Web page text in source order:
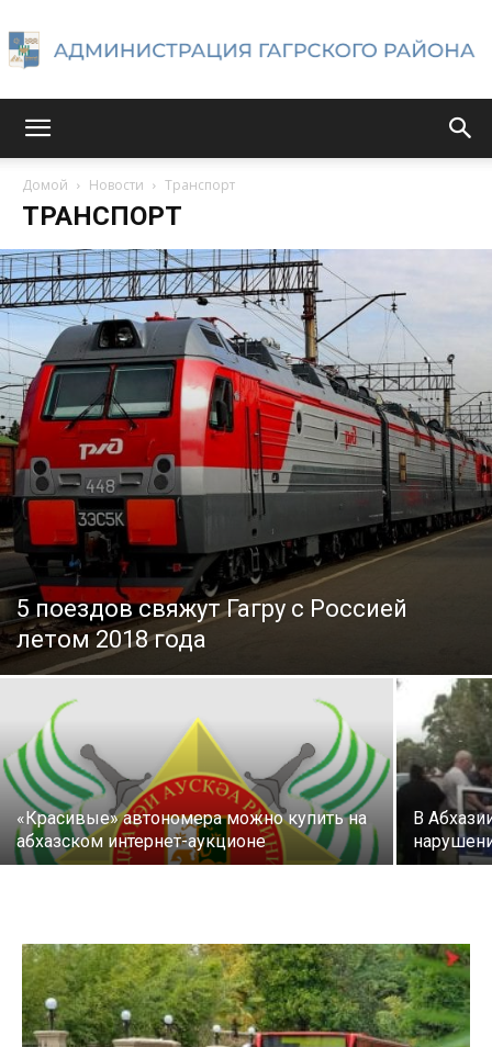
района
Домой Новости Транспорт
ТРАНСПОРТ
5 поездов свяжут Гагру с Россией
летом 2018 года
«Красивые» автономера можно купить на
абхазском интернет-аукционе
В